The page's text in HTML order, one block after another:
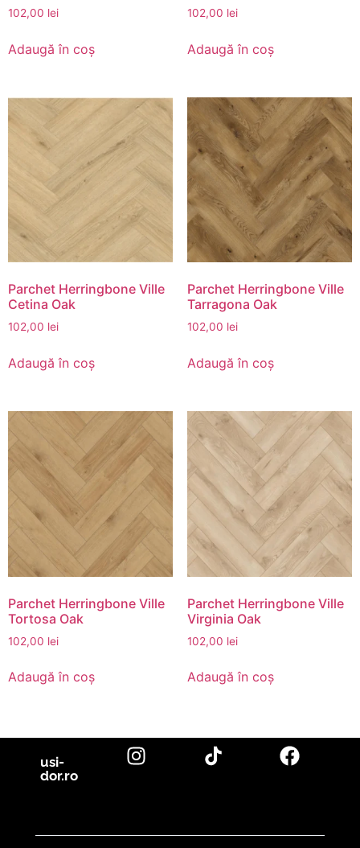
102,00 lei
Adaugă în coș
102,00 lei
Adaugă în coș
Parchet Herringbone Ville
Cetina Oak
102,00 lei
Adaugă în coș
Parchet Herringbone Ville
Tarragona Oak
102,00 lei
Adaugă în coș
Parchet Herringbone Ville
Tortosa Oak
102,00 lei
Adaugă în coș
Parchet Herringbone Ville
Virginia Oak
102,00 lei
Adaugă în coș
usi-
dor.ro